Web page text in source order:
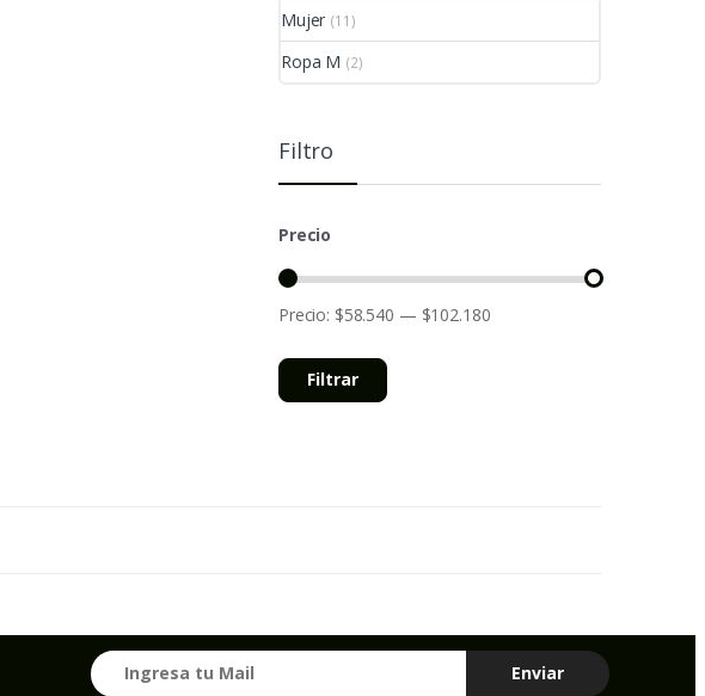
Mujer (11)
Ropa M (2)
Filtro
Precio
Filtrar
Precio: $58.540 — $102.180